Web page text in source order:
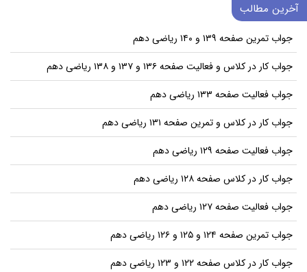
آخرین مطالب
جواب تمرین صفحه ۱۳۹ و ۱۴۰ ریاضی دهم
جواب کار در کلاس و فعالیت صفحه ۱۳۶ و ۱۳۷ و ۱۳۸ ریاضی دهم
جواب فعالیت صفحه ۱۳۳ ریاضی دهم
جواب کار در کلاس و تمرین صفحه ۱۳۱ ریاضی دهم
جواب فعالیت صفحه ۱۲۹ ریاضی دهم
جواب کار در کلاس صفحه ۱۲۸ ریاضی دهم
جواب فعالیت صفحه ۱۲۷ ریاضی دهم
جواب تمرین صفحه ۱۲۴ و ۱۲۵ و ۱۲۶ ریاضی دهم
جواب کار در کلاس صفحه ۱۲۲ و ۱۲۳ ریاضی دهم